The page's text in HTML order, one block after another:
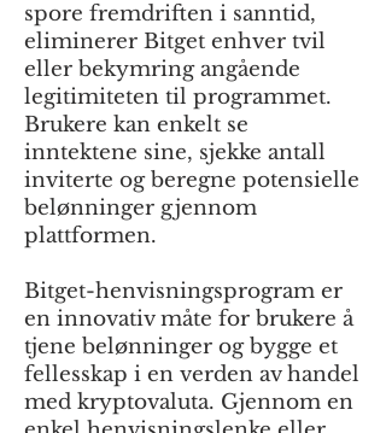
spore fremdriften i sanntid,
eliminerer Bitget enhver tvil
eller bekymring angående
legitimiteten til programmet.
Brukere kan enkelt se
inntektene sine, sjekke antall
inviterte og beregne potensielle
belønninger gjennom
plattformen.
Bitget-henvisningsprogram er
en innovativ måte for brukere å
tjene belønninger og bygge et
fellesskap i en verden av handel
med kryptovaluta. Gjennom en